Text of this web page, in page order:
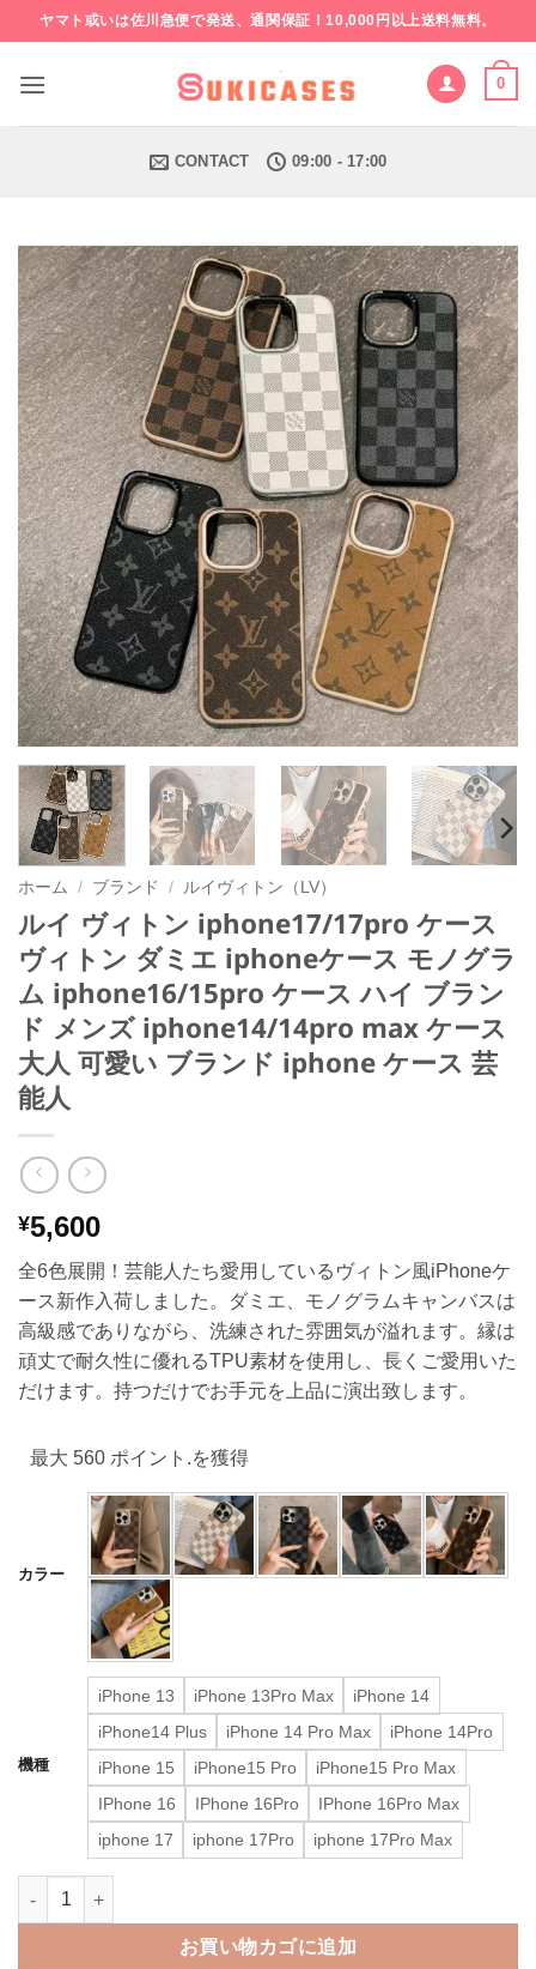
to
content
ヤマト或いは佐川急便で発送、通関保証！10,000円以上送料無料。
0
CONTACT 09:00 - 17:00
ホーム / ブランド / ルイヴィトン（LV）
ルイ ヴィトン iphone17/17pro ケース
ヴィトン ダミエ iphoneケース モノグラ
ム iphone16/15pro ケース ハイ ブラン
ド メンズ iphone14/14pro max ケース
大人 可愛い ブランド iphone ケース 芸
能人
¥5,600
全6色展開！芸能人たち愛用しているヴィトン風iPhoneケ
ース新作入荷しました。ダミエ、モノグラムキャンバスは
高級感でありながら、洗練された雰囲気が溢れます。縁は
頑丈で耐久性に優れるTPU素材を使用し、長くご愛用いた
だけます。持つだけでお手元を上品に演出致します。
最大 560 ポイント.を獲得
カラー
機種
iPhone 13 iPhone 13Pro Max
iPhone 14
iPhone14 Plus
iPhone 14 Pro Max
iPhone 14Pro
iPhone 15
iPhone15 Pro
iPhone15 Pro Max
IPhone 16
IPhone 16Pro
IPhone 16Pro Max
iphone 17
iphone 17Pro iphone 17Pro Max
ルイ ヴィトン iphone17/17pro ケース ヴィトン ダミエ iphoneケ
お買い物カゴに追加